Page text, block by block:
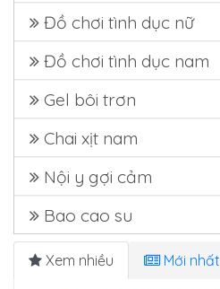
Đồ chơi tình dục nữ
Đồ chơi tình dục nam
Gel bôi trơn
Chai xịt nam
Nội y gợi cảm
Bao cao su
Xem nhiều Mới nhất